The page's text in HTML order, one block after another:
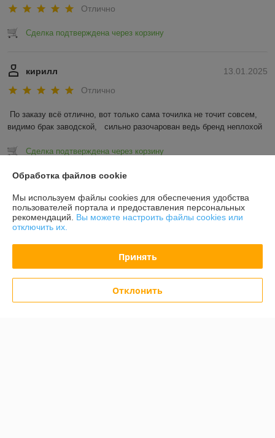
Отлично
Сделка подтверждена через корзину
13.01.2025
кирилл
Отлично
По заказу всё отлично, вот только сама точилка не точит совсем,
видимо брак заводской,   сильно разочарован ведь бренд неплохой
Сделка подтверждена через корзину
Показать все отзывы
О нас
Доставка и оплата
Обработка файлов cookie
Мы используем файлы cookies для обеспечения удобства
пользователей портала и предоставления персональных
рекомендаций. Вы можете настроить файлы cookies или
отключить их.
Принять
Отклонить